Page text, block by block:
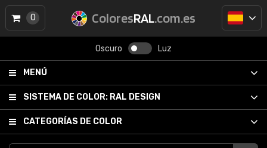
ColoresRAL.com.es
Oscuro Luz
MENÚ
SISTEMA DE COLOR: RAL DESIGN
CATEGORÍAS DE COLOR
0